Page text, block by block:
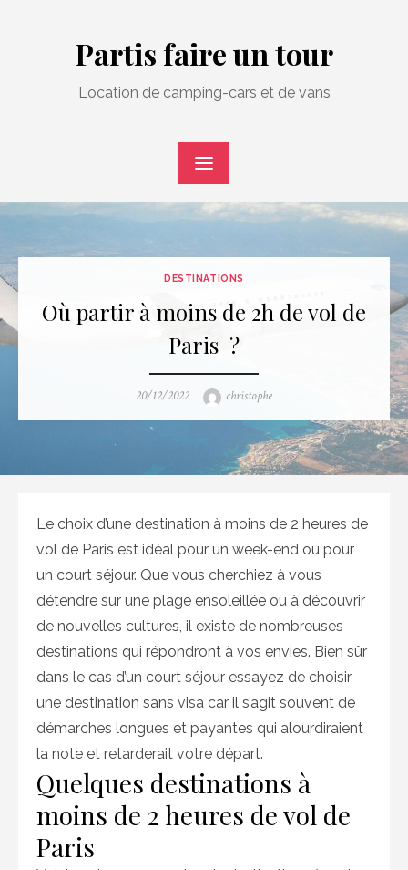
Partis faire un tour
Location de camping-cars et de vans
DESTINATIONS
Où partir à moins de 2h de vol de
Paris ?
Posted
20/12/2022 Author
christophe
Le choix d’une destination à moins de 2 heures de
vol de Paris est idéal pour un week-end ou pour
un court séjour. Que vous cherchiez à vous
détendre sur une plage ensoleillée ou à découvrir
de nouvelles cultures, il existe de nombreuses
destinations qui répondront à vos envies. Bien sûr
dans le cas d’un court séjour essayez de choisir
une destination sans visa car il s’agit souvent de
démarches longues et payantes qui alourdiraient
la note et retarderait votre départ.
Quelques destinations à
moins de 2 heures de vol de
Paris